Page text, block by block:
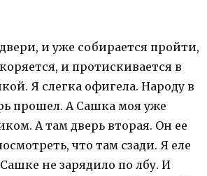
и уже собирается пройти,
и протискивается в
Я слегка офигела. Народу в
прошел. А Сашка моя уже
А там дверь вторая. Он ее
что там сзади. Я еле
не зарядило по лбу. И